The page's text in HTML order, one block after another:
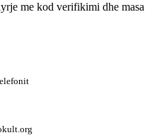
me kod verifikimi dhe masa